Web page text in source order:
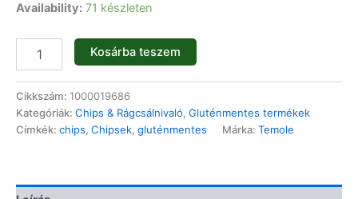
Availability: 71 készleten
Kosárba teszem
Cikkszám: 1000019686
Kategóriák: Chips & Rágcsálnivaló, Gluténmentes termékek
Címkék: chips, Chipsek, gluténmentes Márka: Temole